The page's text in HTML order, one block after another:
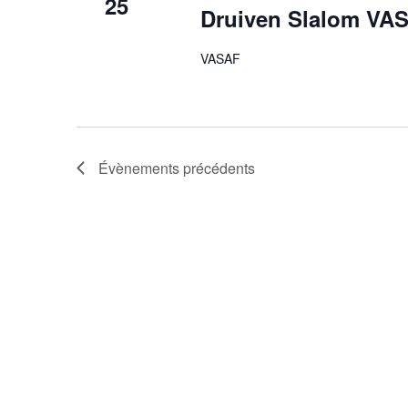
Druiven Slalom
VASAF
Évènements précédents